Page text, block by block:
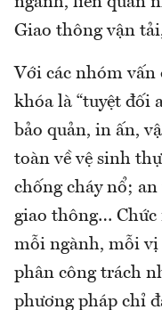
Giao thông vận
Với các nhóm vấn
khóa là “tuyệt đối
bảo quản, in ấn,
toàn về vệ sinh
chống cháy nổ;
giao thông… Chức
mỗi ngành, mỗi vị
phân công trách
phương pháp chỉ